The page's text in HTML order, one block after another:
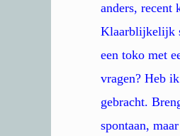
anders, recent
Klaarblijkelijk
een toko met
vragen? Heb
gebracht.
spontaan,